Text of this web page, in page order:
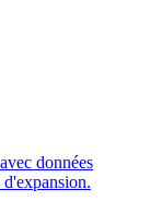
données